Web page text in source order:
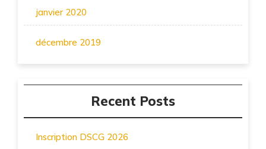
janvier 2020
décembre 2019
Recent Posts
Inscription DSCG 2026